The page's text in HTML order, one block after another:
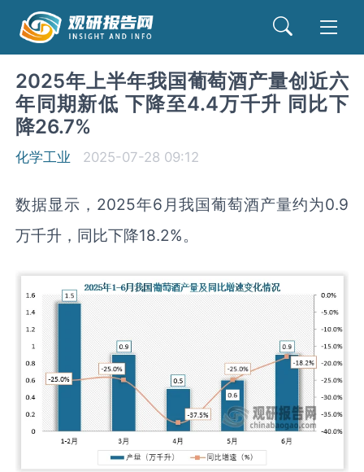
2025年上半年我国葡萄酒产量创近六
年同期新低 下降至4.4万千升 同比下
降26.7%
化学工业 2025-07-28 09:12
数据显示，2025年6月我国葡萄酒产量约为0.9
万千升，同比下降18.2%。